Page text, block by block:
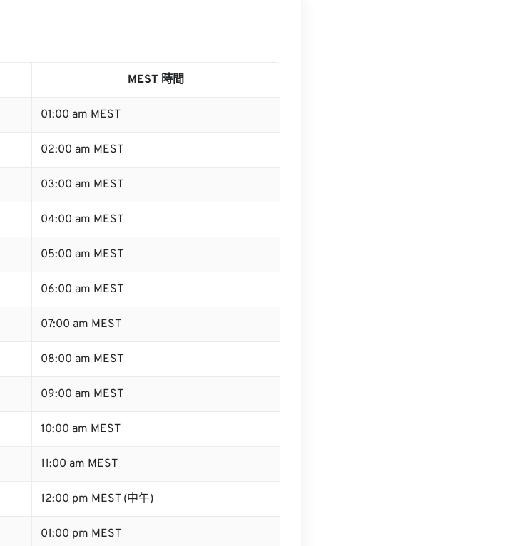
MEST 時間
01:00 am MEST
02:00 am MEST
03:00 am MEST
04:00 am MEST
05:00 am MEST
06:00 am MEST
07:00 am MEST
08:00 am MEST
09:00 am MEST
10:00 am MEST
11:00 am MEST
12:00 pm MEST (中午)
01:00 pm MEST